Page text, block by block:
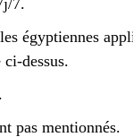
7.
égyptiennes
dessus.
pas mentionnés.